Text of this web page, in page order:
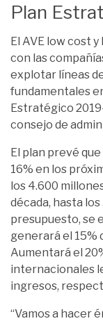
Plan
El AVE low cost
con las
explotar líneas
fundamentales
Estratégico
consejo de
El plan prevé
16% en los
los 4.600
década, hasta
presupuesto, se
generará el 15%
Aumentará el
internacionales
ingresos,
“Vamos a hacer